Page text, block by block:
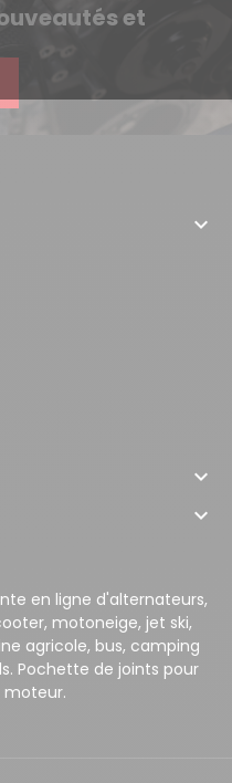
et



en ligne d'alternateurs,
motoneige, jet ski,
agricole, bus, camping
Pochette de joints pour